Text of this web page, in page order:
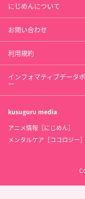
にじめんについて
お問い合わせ
利用規約
インフォマティブデータ
ー
kusuguru media
アニメ情報［にじめん］
メンタルケア［ココロジー］